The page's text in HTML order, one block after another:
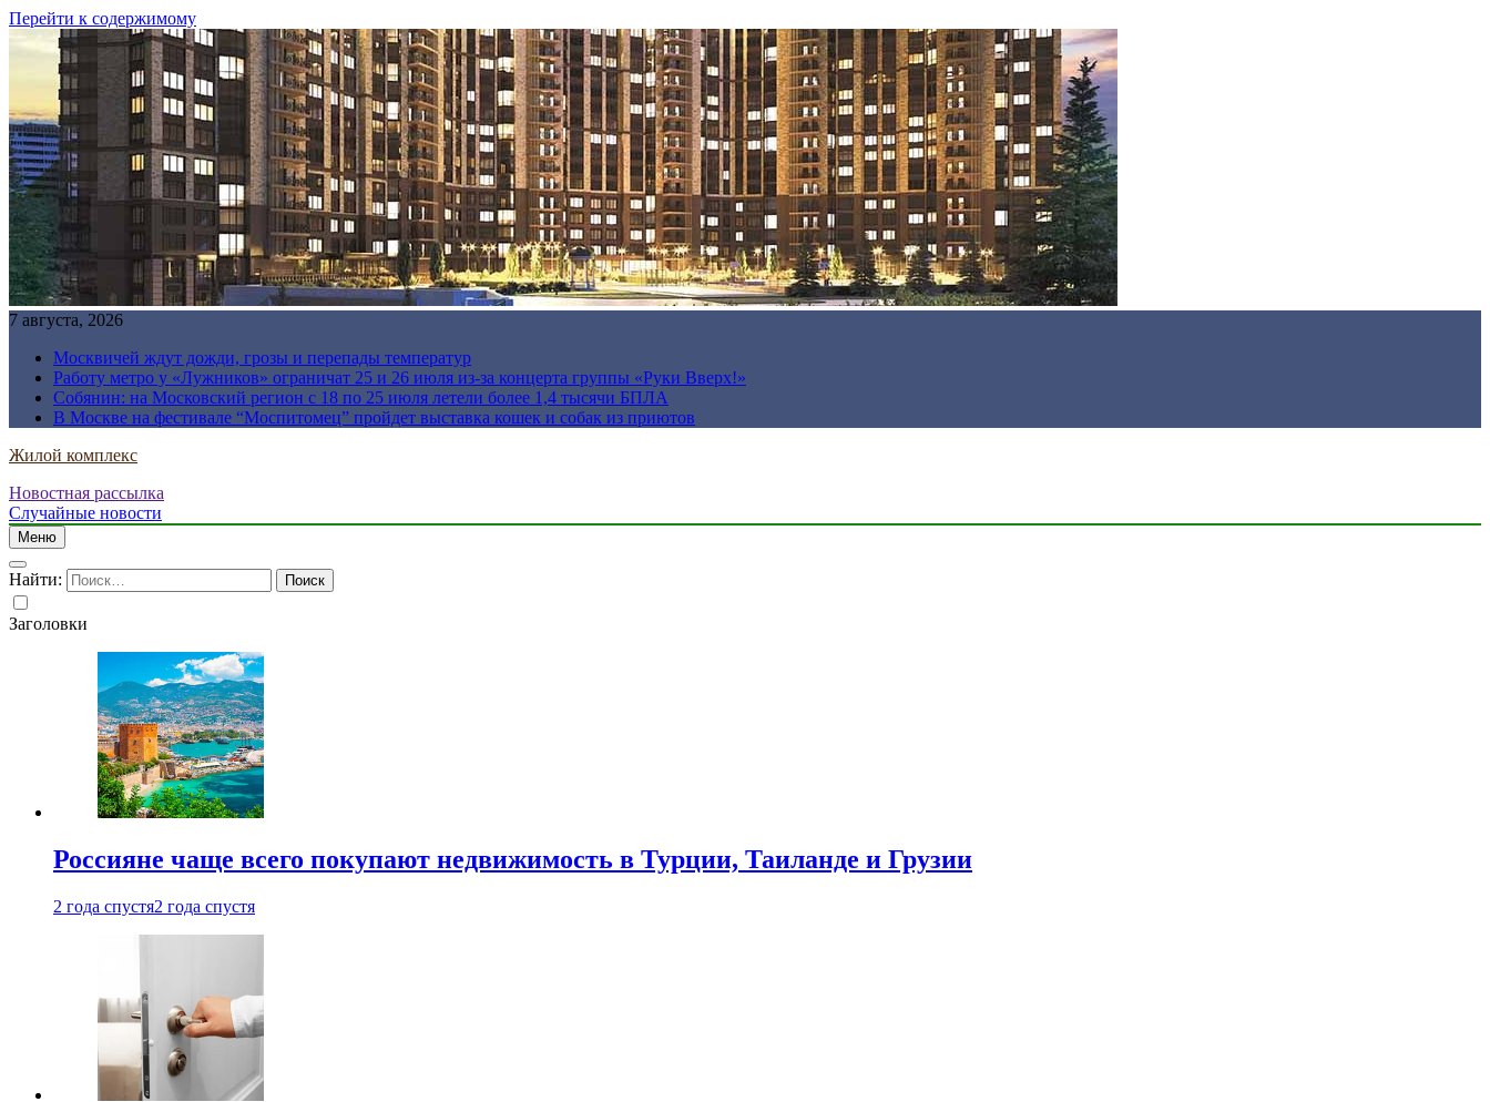
Перейти к содержимому
7 августа, 2026
Москвичей ждут дожди, грозы и перепады температур
Работу метро у «Лужников» ограничат 25 и 26 июля из-за концерта группы «Руки Вверх!»
Собянин: на Московский регион с 18 по 25 июля летели более 1,4 тысячи БПЛА
В Москве на фестивале “Моспитомец” пройдет выставка кошек и собак из приютов
Жилой комплекс
Новостная рассылка
Случайные новости
Меню
Найти:
Заголовки
Россияне чаще всего покупают недвижимость в Турции, Таиланде и Грузии
2 года спустя2 года спустя